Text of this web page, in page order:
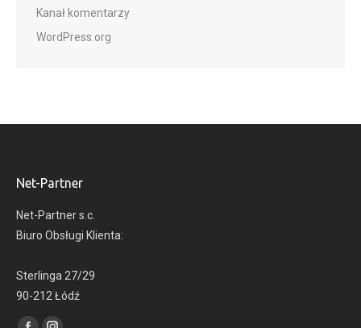
Kanał komentarzy
WordPress.org
Net-Partner
Net-Partner s.c.
Biuro Obsługi Klienta:
Sterlinga 27/29
90-212 Łódź
Find us on: